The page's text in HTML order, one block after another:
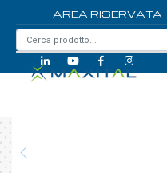
AREA RISERVATA